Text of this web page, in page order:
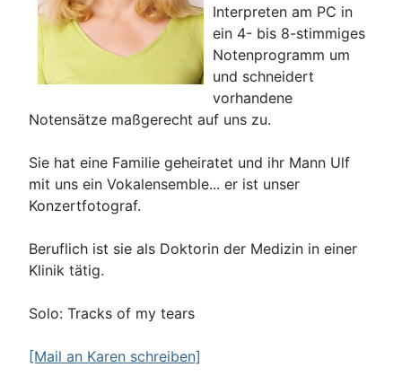
Interpreten am PC in
ein 4- bis 8-stimmiges
Notenprogramm um
und schneidert
vorhandene
Notensätze maßgerecht auf uns zu.
Sie hat eine Familie geheiratet und ihr Mann Ulf
mit uns ein Vokalensemble... er ist unser
Konzertfotograf.
Beruflich ist sie als Doktorin der Medizin in einer
Klinik tätig.
Solo: Tracks of my tears
[Mail an Karen schreiben]